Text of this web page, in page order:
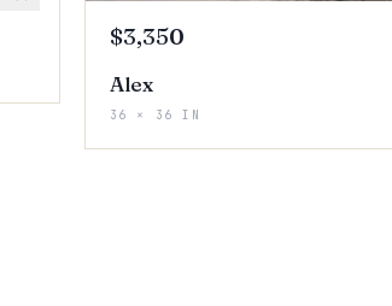
$3,350
Alex
36 × 36 IN